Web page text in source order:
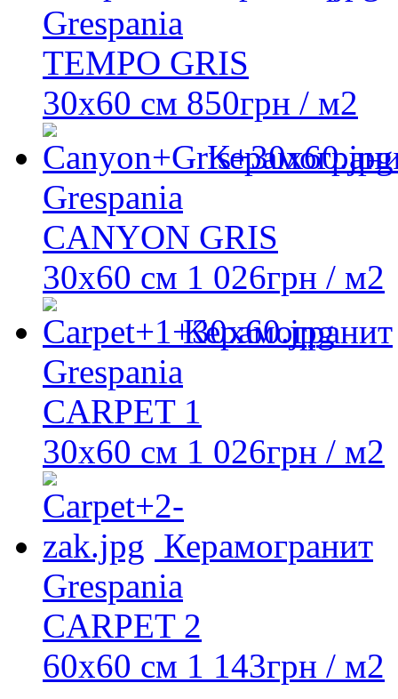
Grespania
TEMPO GRIS
30x60 см 850грн / м2
Grespania
CANYON GRIS
30x60 см 1 026грн / м2
Керамогранит
Grespania
CARPET 1
30x60 см 1 026грн / м2
Керамогранит
Grespania
CARPET 2
60x60 см 1 143грн / м2